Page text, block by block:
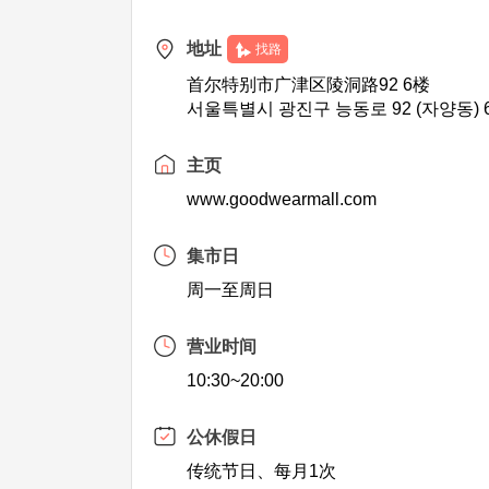
地址 找路
首尔特别市广津区陵洞路92 6楼
서울특별시 광진구 능동로 92 (자양동)
主页
www.goodwearmall.com
集市日
周一至周日
营业时间
10:30~20:00
公休假日
传统节日、每月1次